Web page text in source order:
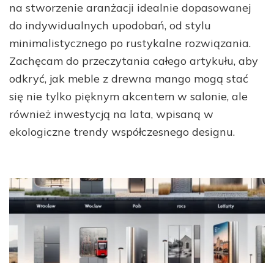
na stworzenie aranżacji idealnie dopasowanej
do indywidualnych upodobań, od stylu
minimalistycznego po rustykalne rozwiązania.
Zachęcam do przeczytania całego artykułu, aby
odkryć, jak meble z drewna mango mogą stać
się nie tylko pięknym akcentem w salonie, ale
również inwestycją na lata, wpisaną w
ekologiczne trendy współczesnego designu.